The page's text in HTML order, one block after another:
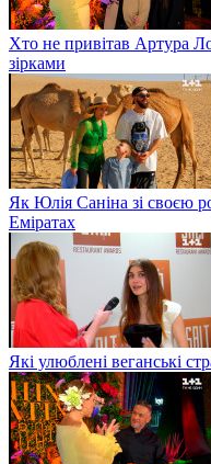
Хто не привітав Артура
зірками
Як Юлія Саніна зі своєю
Еміратах
Які улюблені веганські